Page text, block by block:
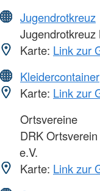
Jugendrotkreuz
Jugendrotkreuz
Karte: Link zur
Kleidercontainer
Karte: Link zur
Ortsvereine
DRK
e.V.
Karte: Link zur